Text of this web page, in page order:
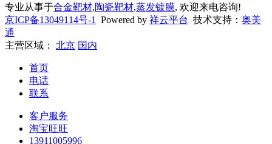
专业从事于合金靶材,陶瓷靶材,蒸发镀膜, 欢迎来电咨询!
京ICP备13049114号-1
Powered by 祥云平台 技术支持： 奥美
通
主营区域： 北京 国内
首页
电话
联系
客户服务
淘宝旺旺
13911005996